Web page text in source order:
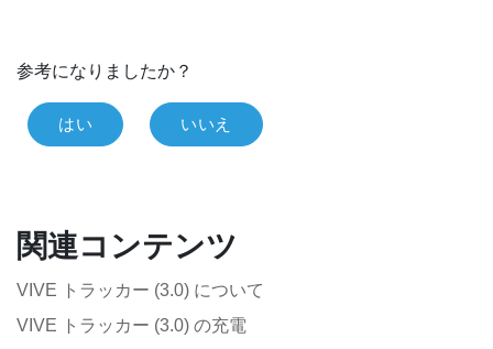
参考になりましたか？
はい いいえ
関連コンテンツ
VIVE トラッカー (3.0) について
VIVE トラッカー (3.0) の充電